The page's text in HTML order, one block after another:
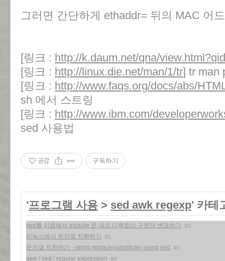
그러면 간단하게 ethaddr= 뒤의 MAC 어
[링크 : http://k.daum.net/qna/
[링크 : http://linux.die.net/man/1/tr] tr man
[링크 : http://www.faqs.org/docs/abs/
sh 에서 스트링
[링크 : http://www.ibm.com/
sed 사용법
공감 구독하기
'프로그램 사용 > sed awk regexp' 카테
sed를 이용해서 include 문 내의 디렉토리 구분자 변경하기 (2)
리눅스에서 문자열 치환하기 (2)
문자열 치환하기 - string replace(substitute) using sed (0)
awk / sed / regular expression (0)